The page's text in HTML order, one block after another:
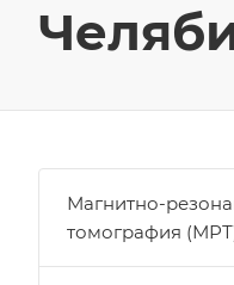
Магнитно-
томография